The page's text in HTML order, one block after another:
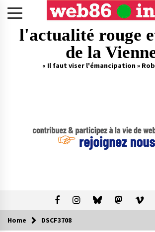
l'actualité rouge
de la
« Il faut viser l'émancipation »
Home DSCF3708